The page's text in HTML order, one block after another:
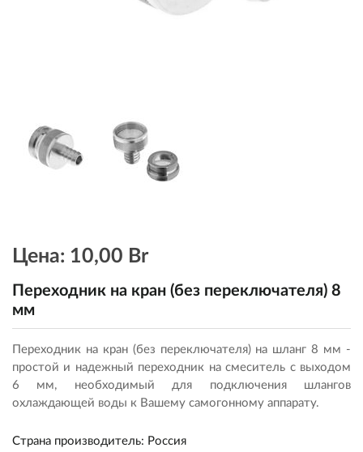
Цена: 10,00 Br
Переходник на кран (без переключателя) 8
мм
Переходник на кран (без переключателя) на шланг 8 мм -
простой и надежный переходник на смеситель с выходом
6 мм, необходимый для подключения шлангов
охлаждающей воды к Вашему самогонному аппарату.
Страна производитель: Россия